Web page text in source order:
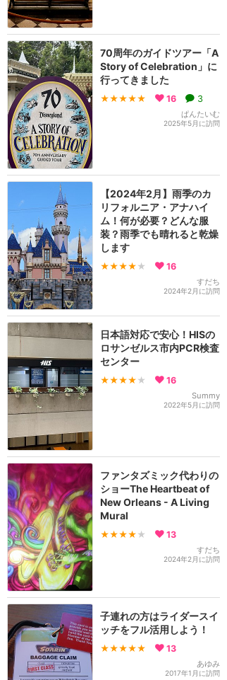
70周年のガイドツアー「A
Story of Celebration」に
行ってきました
★★★★★ 16 3
ぱんたいむ
2025年5月に訪問
【2024年2月】雨季のカ
リフォルニア・アナハイ
ム！何が必要？どんな服
装？雨季でも晴れると乾燥
します
★★★★ ★ 16
すだち
2024年2月に訪問
日本語対応で安心！HISの
ロサンゼルス市内PCR検査
センター
★★★★ ★ 16
Summy
2022年5月に訪問
ファンタズミック代わりの
ショーThe Heartbeat of
New Orleans - A Living
Mural
★★★★ ★ 13
すだち
2024年2月に訪問
子連れの方はライダースイ
ッチをフル活用しよう！
★★★★★ 13
あゆみ
2017年1月に訪問